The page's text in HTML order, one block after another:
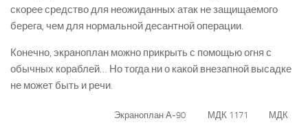
скорее средство для неожиданных атак не защищаемого
берега, чем для нормальной десантной операции.
Конечно, экраноплан можно прикрыть с помощью огня с
обычных кораблей… Но тогда ни о какой внезапной высадке
не может быть и речи.
Экраноплан А-90
МДК 1171
МДК